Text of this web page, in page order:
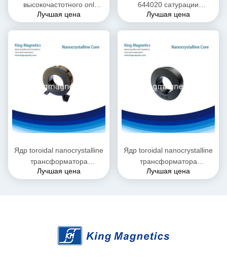
высокочастотного onl
трансформатора
Лучшая цена
644020 сатурации
трансформатора
Лучшая цена
Ядр toroidal nanocrystalline
трансформатора
инвертора сварочного
Лучшая цена
Ядр toroidal nanocrystalline
трансформатора
инвертора аморфическое
Лучшая цена